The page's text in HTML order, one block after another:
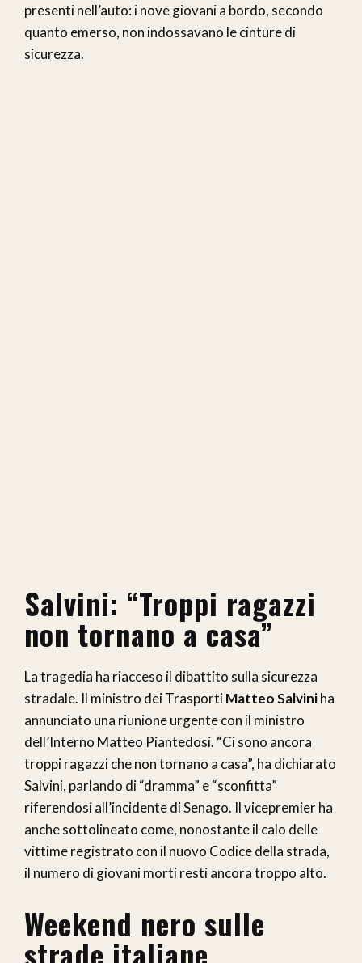
presenti nell’auto: i nove giovani a bordo, secondo
quanto emerso, non indossavano le cinture di
sicurezza.
Salvini: “Troppi ragazzi
non tornano a casa”
La tragedia ha riacceso il dibattito sulla sicurezza
stradale. Il ministro dei TrasportiMatteo Salviniha
annunciato una riunione urgente con il ministro
dell’Interno Matteo Piantedosi. “Ci sono ancora
troppi ragazzi che non tornano a casa”, ha dichiarato
Salvini, parlando di “dramma” e “sconfitta”
riferendosi all’incidente di Senago. Il vicepremier ha
anche sottolineato come, nonostante il calo delle
vittime registrato con il nuovo Codice della strada,
il numero di giovani morti resti ancora troppo alto.
Weekend nero sulle
strade italiane